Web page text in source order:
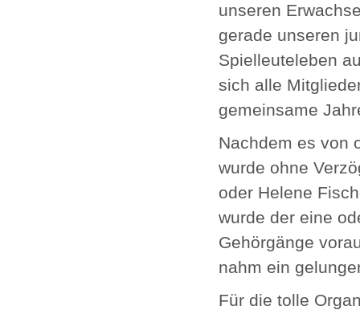
unseren
gerade unseren
Spielleuteleben
sich alle
gemeinsame
Nachdem es von
wurde ohne
oder Helene
wurde der eine
Gehörgänge
nahm ein
Für die tolle